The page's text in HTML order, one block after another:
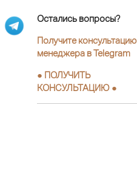
Остались вопросы?
Получите консультацию
менеджера в Telegram
● ПОЛУЧИТЬ
КОНСУЛЬТАЦИЮ ●